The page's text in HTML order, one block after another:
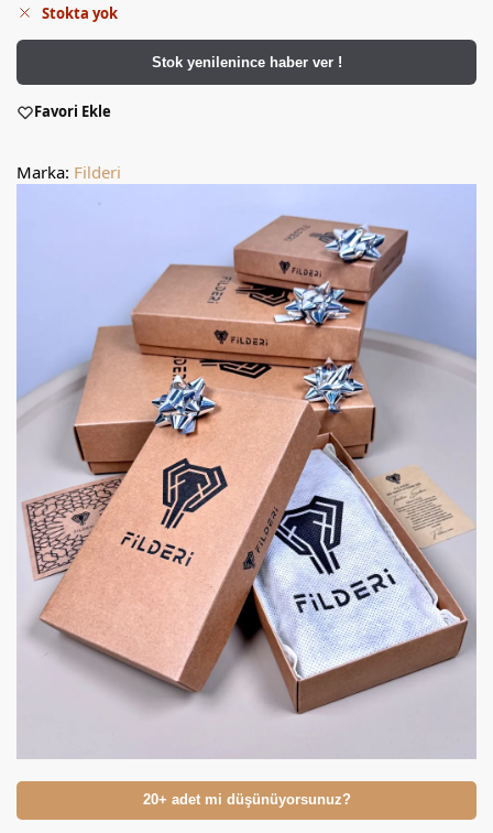
Stokta yok
Stok yenilenince haber ver !
Favori Ekle
Marka: Filderi
20+ adet mi düşünüyorsunuz?